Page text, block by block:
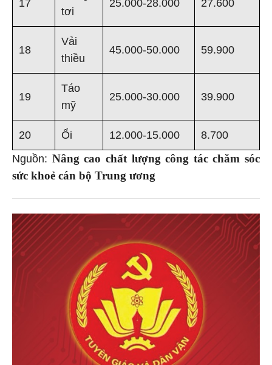
17
tơi
25.000-28.000 27.600
18
Vải
thiều
45.000-50.000 59.900
19
Táo
mỹ
25.000-30.000 39.900
20 Ổi 12.000-15.000
8.700
Nguồn: Nâng cao chất lượng công tác chăm sóc
sức khoẻ cán bộ Trung ương